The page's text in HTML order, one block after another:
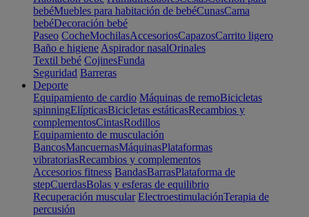
bebéMuebles para habitación de bebéCunasCama
bebéDecoración bebé
Paseo CocheMochilasAccesoriosCapazosCarrito ligero
Baño e higiene Aspirador nasalOrinales
Textil bebé CojinesFunda
Seguridad Barreras
Deporte
Equipamiento de cardio Máquinas de remoBicicletas
spinningElípticasBicicletas estáticasRecambios y
complementosCintasRodillos
Equipamiento de musculación
BancosMancuernasMáquinasPlataformas
vibratoriasRecambios y complementos
Accesorios fitness BandasBarrasPlataforma de
stepCuerdasBolas y esferas de equilibrio
Recuperación muscular ElectroestimulaciónTerapia de
percusión